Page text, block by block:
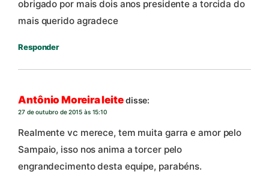
obrigado por mais dois anos presidente a torcida do
mais querido agradece
Responder
Antônio Moreira leitedisse:
27 de outubro de 2015 às 15:10
Realmente vc merece, tem muita garra e amor pelo
Sampaio, isso nos anima a torcer pelo
engrandecimento desta equipe, parabéns.